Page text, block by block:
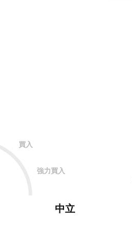
買入
強力買入
中立